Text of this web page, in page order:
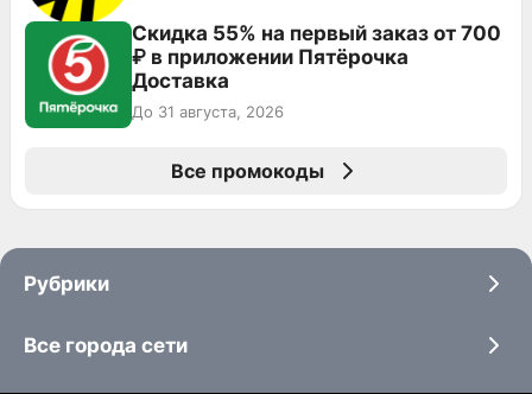
Скидка 55% на первый заказ от 700
₽ в приложении Пятёрочка
Доставка
До 31 августа, 2026
Все промокоды
Рубрики
Все города сети